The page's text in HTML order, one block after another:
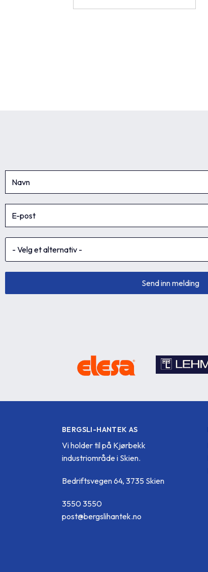
BERGSLI-HANTEK AS
Vi holder til på Kjørbekk
industriområde i Skien.
Bedriftsvegen 64, 3735 Skien
3550 3550
post@bergslihantek.no